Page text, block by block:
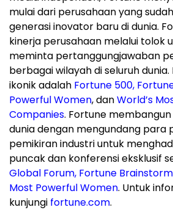
mulai dari perusahaan yang
generasi inovator baru di dunia.
kinerja perusahaan melalui tolok
meminta pertanggungjawaban
berbagai wilayah di seluruh
ikonik adalah Fortune 500,
Powerful Women, danWorld’s
Companies. Fortune
dunia dengan mengundang para
pemikiran industri untuk
puncak dan konferensi eksklusif
Global Forum, Fortune
Most Powerful Women. Untuk
kunjungi fortune.com.